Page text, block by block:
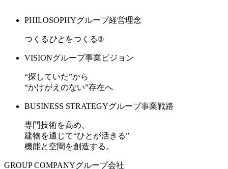
PHILOSOPHYグループ経営理念
つくるひとをつくる®︎
VISIONグループ事業ビジョン
“探していた”から
“かけがえのない”存在へ
BUSINESS STRATEGYグループ事業戦路
専門技術を高め、
建物を通じて“ひとが活きる”
機能と空間を創造する。
GROUP COMPANYグループ会社